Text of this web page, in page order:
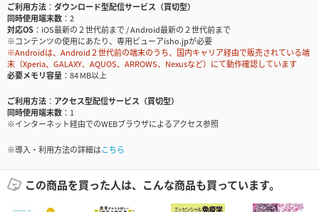
ご利用方法
ダウンロード型配信サービス（買切型）
同時使用端末数
2
対応OS
iOS最新の２世代前まで / Android最新の２世代前まで
※コンテンツの使用にあたり、専用ビューアisho.jpが必要
※Androidは、Android２世代前の端末のうち、国内キャリア経由で販売されている端
末（Xperia、GALAXY、AQUOS、ARROWS、Nexusなど）にて動作確認しています
必要メモリ容量
84 MB以上
ご利用方法
アクセス型配信サービス（買切型）
同時使用端末数
1
※インターネット経由でのWEBブラウザによるアクセス参照
※導入・利用方法の詳細はこちら
この商品を買った人は、こんな商品も買っています。